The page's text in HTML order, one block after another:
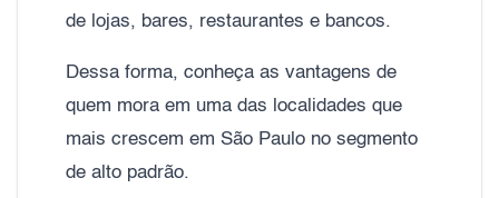
de lojas, bares, restaurantes e bancos.
Dessa forma, conheça as vantagens de
quem mora em uma das localidades que
mais crescem em São Paulo no segmento
de alto padrão.